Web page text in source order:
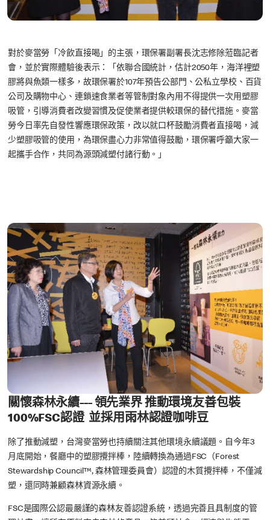
對於麥當勞「冷飲直接喝」的主張，環保署副署長沈志修除蒞臨記者
會，並於實際體驗後表示：「依聯合國統計，估計2050年，海洋裡塑
膠將與魚類一樣多，故環保署於107年預告公部門、公私立學校、百貨
公司及購物中心、連鎖速食業者等管制對象內用不得提供一次用塑膠
吸管，引導消費者改變習慣及促使業者提供較環保的替代措施。麥當
勞今日率先自發性響應環保政策，改以就口杯鼓勵消費者直接喝，減
少塑膠吸管的使用，為環保盡心力非常值得鼓勵，環保署呼籲大家一
起攜手合作，共同為源頭減塑付諸行動。」
關懷森林永續--- 領先業界 推動環境友善包裝
100%FSC認證 並採用雨林認證咖啡豆
除了推動減塑，台灣麥當勞也持續關注其他環境永續議題。自今年3
月底開始，餐廳中的塑膠攪拌棒，陸續轉換為通過FSC（Forest
Stewardship Council™, 森林管理委員會）認證的木質攪拌棒，不僅減
塑，還同時兼顧森林資源永續。
FSC是國際公認最嚴謹的森林友善認證系統，透過完善且具制度的管